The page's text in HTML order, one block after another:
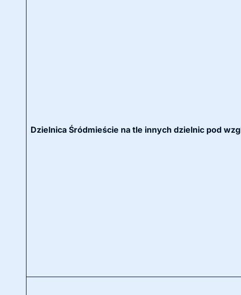
Dzielnica Śródmieście na tle innych dzielnic pod